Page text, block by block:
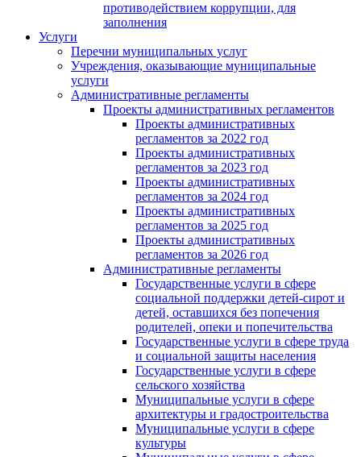
противодействием коррупции, для
заполнения
Услуги
Перечни муниципальных услуг
Учреждения, оказывающие муниципальные
услуги
Административные регламенты
Проекты административных регламентов
Проекты административных
регламентов за 2022 год
Проекты административных
регламентов за 2023 год
Проекты административных
регламентов за 2024 год
Проекты административных
регламентов за 2025 год
Проекты административных
регламентов за 2026 год
Административные регламенты
Государственные услуги в сфере
социальной поддержки детей-сирот и
детей, оставшихся без попечения
родителей, опеки и попечительства
Государственные услуги в сфере труда
и социальной защиты населения
Государственные услуги в сфере
сельского хозяйства
Муниципальные услуги в сфере
архитектуры и градостроительства
Муниципальные услуги в сфере
культуры